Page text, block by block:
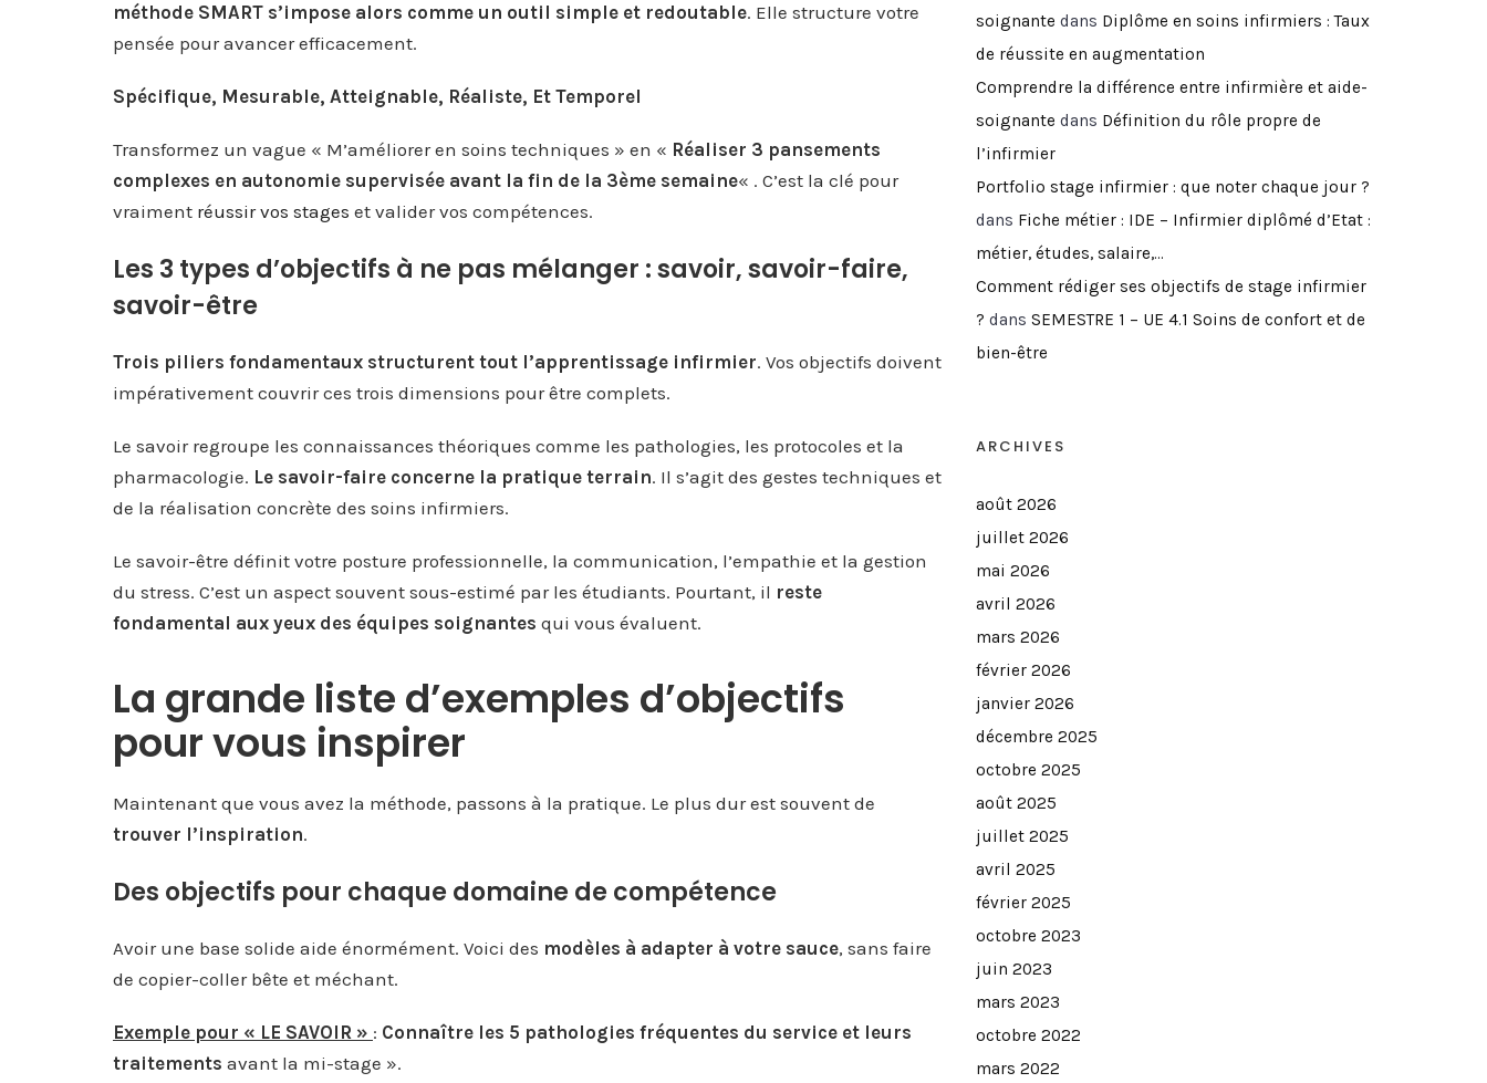
méthode SMART s’impose alors comme un outil simple et redoutable. Elle structure votre
pensée pour avancer efficacement.
Spécifique, Mesurable, Atteignable, Réaliste, Et Temporel
Transformez un vague « M’améliorer en soins techniques » en « Réaliser 3 pansements
complexes en autonomie supervisée avant la fin de la 3ème semaine« . C’est la clé pour
vraiment réussir vos stages et valider vos compétences.
Les 3 types d’objectifs à ne pas mélanger : savoir, savoir-faire,
savoir-être
Trois piliers fondamentaux structurent tout l’apprentissage infirmier. Vos objectifs doivent
impérativement couvrir ces trois dimensions pour être complets.
Le savoir regroupe les connaissances théoriques comme les pathologies, les protocoles et la
pharmacologie. Le savoir-faire concerne la pratique terrain. Il s’agit des gestes techniques et
de la réalisation concrète des soins infirmiers.
Le savoir-être définit votre posture professionnelle, la communication, l’empathie et la gestion
du stress. C’est un aspect souvent sous-estimé par les étudiants. Pourtant, il reste
fondamental aux yeux des équipes soignantes qui vous évaluent.
La grande liste d’exemples d’objectifs
pour vous inspirer
Maintenant que vous avez la méthode, passons à la pratique. Le plus dur est souvent de
trouver l’inspiration.
Des objectifs pour chaque domaine de compétence
Avoir une base solide aide énormément. Voici des modèles à adapter à votre sauce, sans faire
de copier-coller bête et méchant.
Exemple pour « LE SAVOIR » : Connaître les 5 pathologies fréquentes du service et leurs
traitements avant la mi-stage ».
soignante dans Diplôme en soins infirmiers : Taux
de réussite en augmentation
Comprendre la différence entre infirmière et aide-
soignante dans Définition du rôle propre de
l’infirmier
Portfolio stage infirmier : que noter chaque jour ?
dans Fiche métier : IDE – Infirmier diplômé d’Etat :
métier, études, salaire,…
Comment rédiger ses objectifs de stage infirmier
? dans SEMESTRE 1 – UE 4.1 Soins de confort et de
bien-être
ARCHIVES
août 2026
juillet 2026
mai 2026
avril 2026
mars 2026
février 2026
janvier 2026
décembre 2025
octobre 2025
août 2025
juillet 2025
avril 2025
février 2025
octobre 2023
juin 2023
mars 2023
octobre 2022
mars 2022